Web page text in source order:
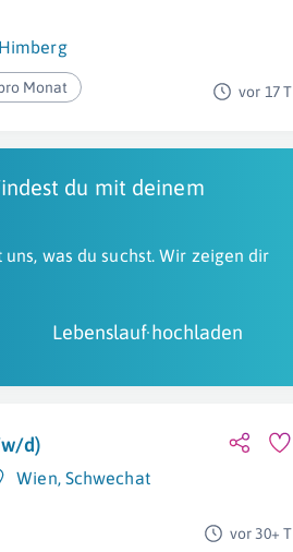
Himberg
Monat vor 17 T
du mit deinem
was du suchst. Wir zeigen dir
Lebenslauf hochladen
d)
Wien, Schwechat
vor 30+ T